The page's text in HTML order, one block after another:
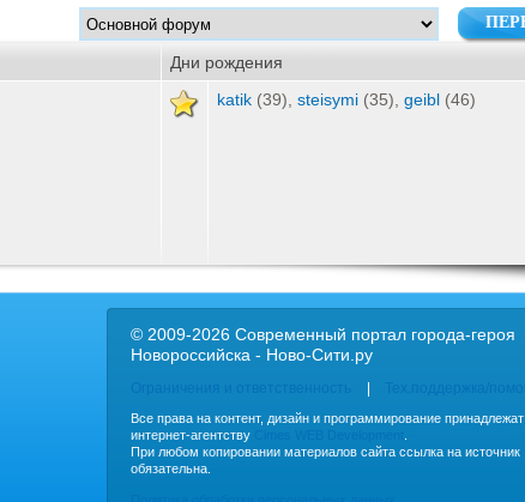
Дни рождения
katik (39), steisymi (35), geibl (46)
© 2009-2026 Современный портал города-героя
Новороссийска - Ново-Сити.ру
Все права на контент, дизайн и программирование принадлежат
интернет-агентству
При любом копировании материалов сайта ссылка на источник
обязательна.